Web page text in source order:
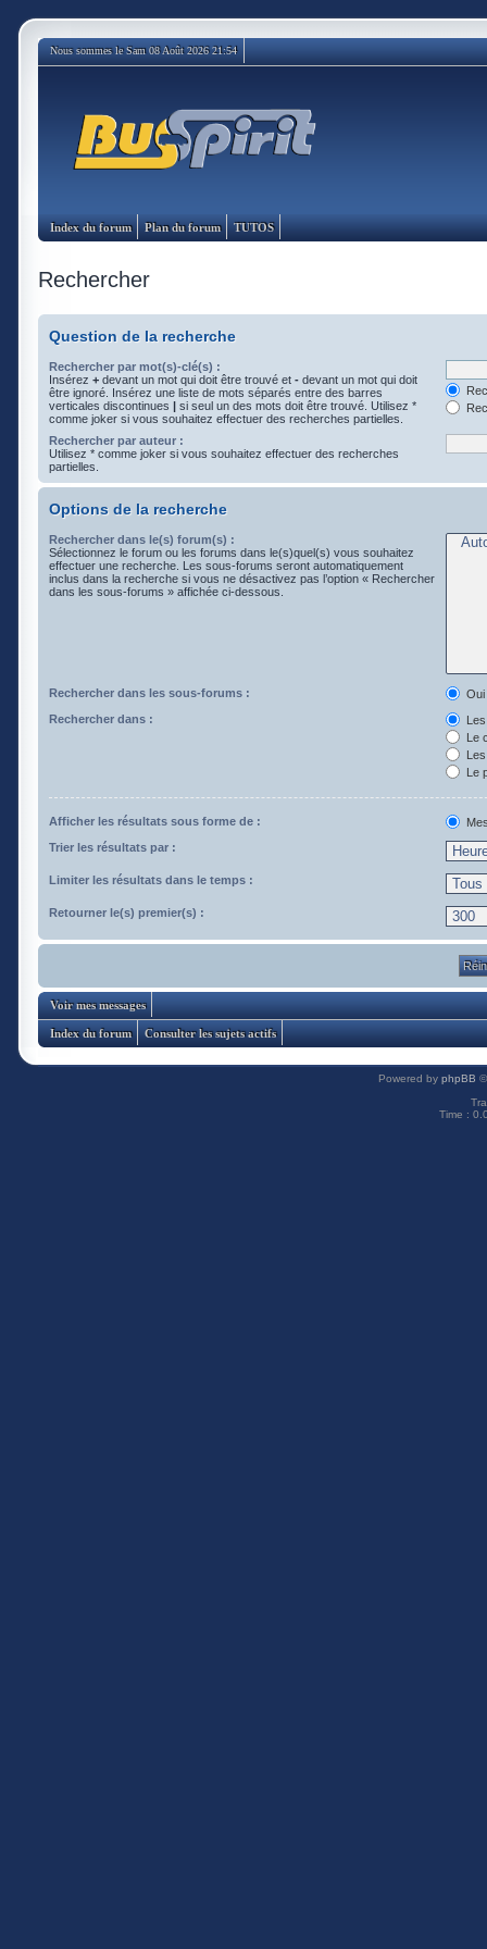
Nous sommes le Sam 08 Août 2026 21:54
Index du forum Plan du forum TUTOS
Rechercher
Question de la recherche
Rechercher par mot(s)-clé(s) :
Insérez + devant un mot qui doit être trouvé et - devant un mot qui doit
être ignoré. Insérez une liste de mots séparés entre des barres
verticales discontinues | si seul un des mots doit être trouvé. Utilisez *
comme joker si vous souhaitez effectuer des recherches partielles.
Rechercher par auteur :
Utilisez * comme joker si vous souhaitez effectuer des recherches
partielles.
Options de la recherche
Rechercher dans le(s) forum(s) :
Sélectionnez le forum ou les forums dans le(s)quel(s) vous souhaitez
effectuer une recherche. Les sous-forums seront automatiquement
inclus dans la recherche si vous ne désactivez pas l’option « Rechercher
dans les sous-forums » affichée ci-dessous.
Rechercher dans les sous-forums :
Oui
Rechercher dans :
Le
Le
Afficher les résultats sous forme de :
Trier les résultats par :
Limiter les résultats dans le temps :
Retourner le(s) premier(s) :
Voir mes messages
Index du forum Consulter les sujets actifs
Powered by phpBB
Time :